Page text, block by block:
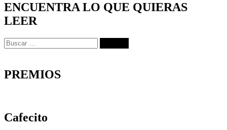
ENCUENTRA LO QUE QUIERAS
LEER
Buscar:
PREMIOS
Cafecito